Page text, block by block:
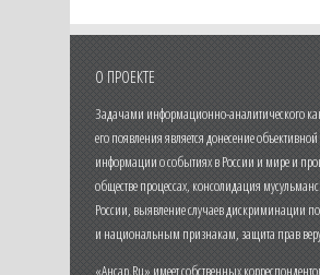
О ПРОЕКТЕ
Задачами информационно-аналитического
его появления является донесение
информации о событиях в России и мире и
обществе процессах, консолидация
России, выявление случаев дискриминации
и национальным признакам, защита прав
«Ансар.Ru» имеет собственных